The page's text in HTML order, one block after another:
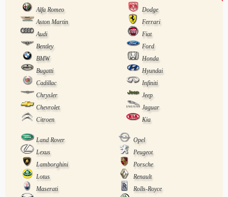
Alfa Romeo
Dodge
Aston Martin
Ferrari
Audi
Fiat
Bentley
Ford
BMW
Honda
Bugatti
Hyundai
Cadillac
Infiniti
Chrysler
Jeep
Chevrolet
Jaguar
Citroen
Kia
Land Rover
Opel
Lexus
Peugeot
Lamborghini
Porsche
Lotus
Renault
Maserati
Rolls-Royce